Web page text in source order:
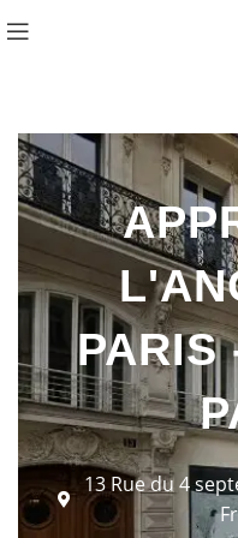
PARIS
13 Rue du 4